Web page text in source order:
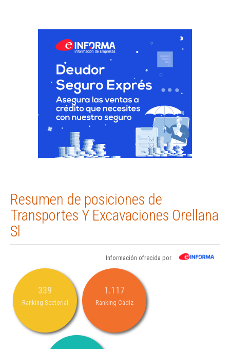
Resumen de posiciones de
Transportes Y Excavaciones Orellana
Sl
Información ofrecida por
339
Ranking Sectorial
1.117
Ranking Cádiz